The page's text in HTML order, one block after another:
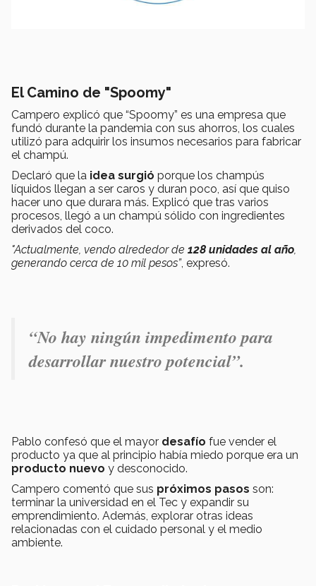
El Camino de "Spoomy"
Campero explicó que “Spoomy” es una empresa que
fundó durante la pandemia con sus ahorros, los cuales
utilizó para adquirir los insumos necesarios para fabricar
el champú.
Declaró que la idea surgió porque los champús
líquidos llegan a ser caros y duran poco, así que quiso
hacer uno que durara más. Explicó que tras varios
procesos, llegó a un champú sólido con ingredientes
derivados del coco.
"Actualmente, vendo alrededor de 128 unidades al año,
generando cerca de 10 mil pesos”, expresó.
“No hay ningún impedimento para
desarrollar nuestro potencial”.
Pablo confesó que el mayor desafío fue vender el
producto ya que al principio había miedo porque era un
producto nuevo y desconocido.
Campero comentó que sus próximos pasos son:
terminar la universidad en el Tec y expandir su
emprendimiento. Además, explorar otras ideas
relacionadas con el cuidado personal y el medio
ambiente.